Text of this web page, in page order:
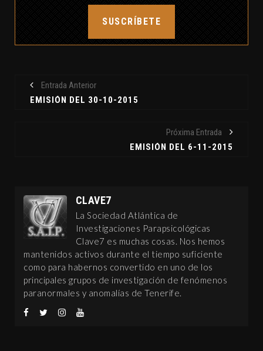
SUSCRÍBETE
Entrada Anterior
EMISIÓN DEL 30-10-2015
Próxima Entrada
EMISIÓN DEL 6-11-2015
CLAVE7
La Sociedad Atlántica de
Investigaciones Parapsicológicas
Clave7 es muchas cosas. Nos hemos
mantenidos activos durante el tiempo suficiente
como para habernos convertido en uno de los
principales grupos de investigación de fenómenos
paranormales y anomalías de Tenerife.